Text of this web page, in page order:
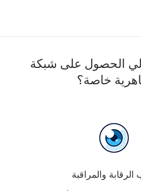
لي الحصول على شبكة
خاصة؟
الرقابة والمراقبة